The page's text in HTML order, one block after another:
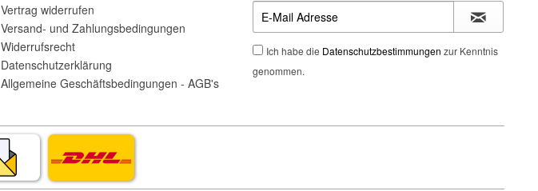
Vertrag widerrufen
Versand- und Zahlungsbedingungen
Widerrufsrecht
Datenschutzerklärung
Allgemeine Geschäftsbedingungen - AGB's
Ich habe die Datenschutzbestimmungen zur Kenntnis
genommen.